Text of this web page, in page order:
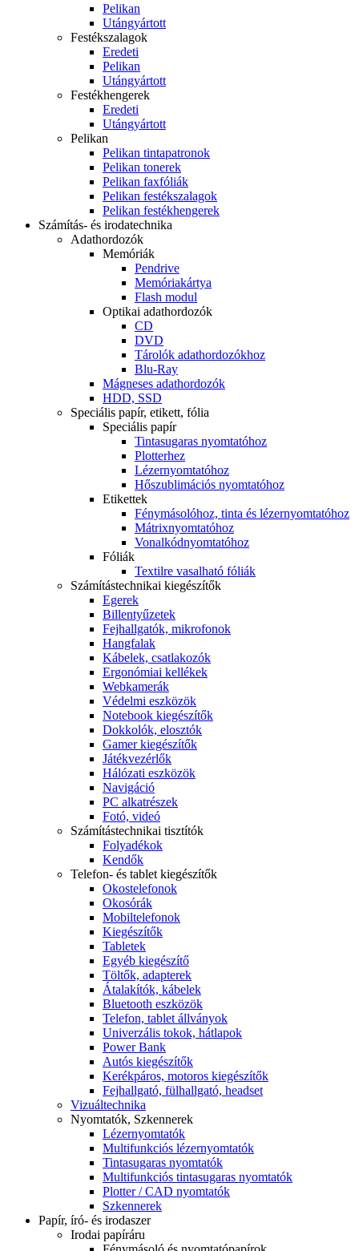
Pelikan
Utángyártott
Festékszalagok
Eredeti
Pelikan
Utángyártott
Festékhengerek
Eredeti
Utángyártott
Pelikan
Pelikan tintapatronok
Pelikan tonerek
Pelikan faxfóliák
Pelikan festékszalagok
Pelikan festékhengerek
Számítás- és irodatechnika
Adathordozók
Memóriák
Pendrive
Memóriakártya
Flash modul
Optikai adathordozók
CD
DVD
Tárolók adathordozókhoz
Blu-Ray
Mágneses adathordozók
HDD, SSD
Speciális papír, etikett, fólia
Speciális papír
Tintasugaras nyomtatóhoz
Plotterhez
Lézernyomtatóhoz
Hőszublimációs nyomtatóhoz
Etikettek
Fénymásolóhoz, tinta és lézernyomtatóhoz
Mátrixnyomtatóhoz
Vonalkódnyomtatóhoz
Fóliák
Textilre vasalható fóliák
Számítástechnikai kiegészítők
Egerek
Billentyűzetek
Fejhallgatók, mikrofonok
Hangfalak
Kábelek, csatlakozók
Ergonómiai kellékek
Webkamerák
Védelmi eszközök
Notebook kiegészítők
Dokkolók, elosztók
Gamer kiegészítők
Játékvezérlők
Hálózati eszközök
Navigáció
PC alkatrészek
Fotó, videó
Számítástechnikai tisztítók
Folyadékok
Kendők
Telefon- és tablet kiegészítők
Okostelefonok
Okosórák
Mobiltelefonok
Kiegészítők
Tabletek
Egyéb kiegészítő
Töltők, adapterek
Átalakítók, kábelek
Bluetooth eszközök
Telefon, tablet állványok
Univerzális tokok, hátlapok
Power Bank
Autós kiegészítők
Kerékpáros, motoros kiegészítők
Fejhallgató, fülhallgató, headset
Vizuáltechnika
Nyomtatók, Szkennerek
Lézernyomtatók
Multifunkciós lézernyomtatók
Tintasugaras nyomtatók
Multifunkciós tintasugaras nyomtatók
Plotter / CAD nyomtatók
Szkennerek
Papír, író- és irodaszer
Irodai papíráru